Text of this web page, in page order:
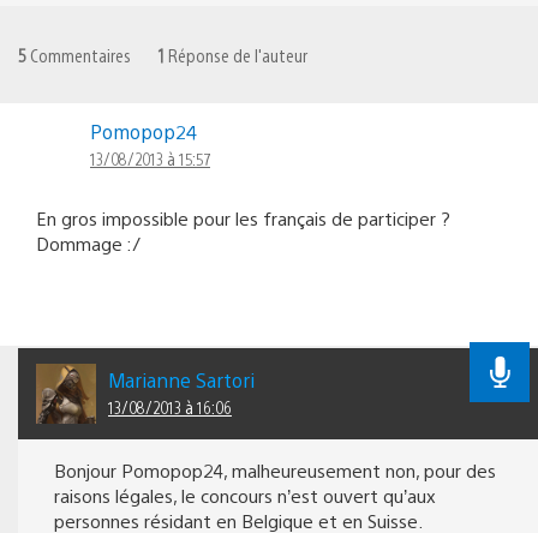
5 Commentaires 1 Réponse de l'auteur
Pomopop24
13/08/2013 à 15:57
En gros impossible pour les français de participer ?
Dommage :/
Marianne Sartori
13/08/2013 à 16:06
Bonjour Pomopop24, malheureusement non, pour des
raisons légales, le concours n’est ouvert qu’aux
personnes résidant en Belgique et en Suisse.